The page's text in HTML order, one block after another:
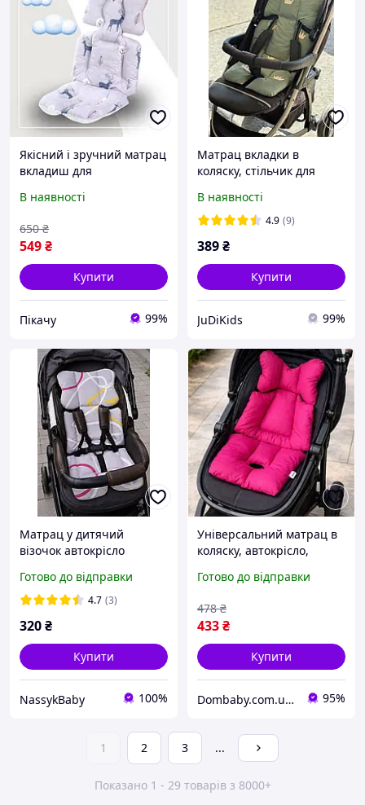
Якісний і зручний матрац
вкладиш для
автокрісел (4112)
В наявності
549₴
650 ₴
Купити
Пікачу 99%
Матрац вкладки в
коляску, стільчик для
Універсальний для
прогулянки.
В наявності
4.9 (9)
389₴
Купити
JuDiKids 99%
Матрац у дитячий
візочок автокрісло
універсальний
Готово до відправки
4.7 (3)
320₴
Купити
NassykBaby 100%
Універсальний матрац в
коляску, автокрісло,
Готово до відправки
433₴
478 ₴
Купити
Dombaby.com.ua - інтернет магазин дитячих товарів 95%
1 2 3 ...
Показано 1 - 29 товарів з 8000+